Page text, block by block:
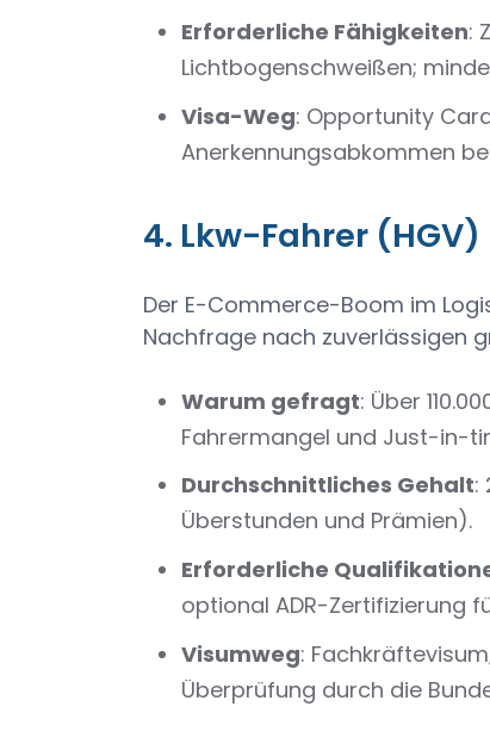
Erforderliche Fähigkeiten:
Lichtbogenschweißen;
Visa-Weg: Opportunity
Anerkennungsabkommen
4. Lkw-Fahrer (HGV)
Der E-Commerce-Boom im
Nachfrage nach zuverlässigen
Warum gefragt: Über
Fahrermangel und Just-in-
Durchschnittliches Gehalt:
Überstunden und Prämien).
Erforderliche
optional ADR-Zertifizierung
Visumweg:
Überprüfung durch die